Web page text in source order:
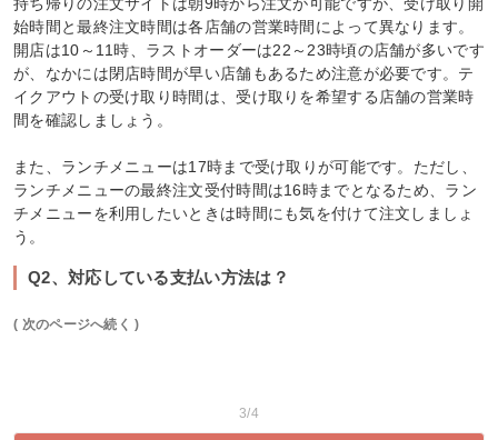
始時間と最終注文時間は各店舗の営業時間によって異なります。
開店は10～11時、ラストオーダーは22～23時頃の店舗が多いです
が、なかには閉店時間が早い店舗もあるため注意が必要です。テ
イクアウトの受け取り時間は、受け取りを希望する店舗の営業時
間を確認しましょう。
また、ランチメニューは17時まで受け取りが可能です。ただし、
ランチメニューの最終注文受付時間は16時までとなるため、ラン
チメニューを利用したいときは時間にも気を付けて注文しましょ
う。
Q2、対応している支払い方法は？
( 次のページへ続く )
3/4